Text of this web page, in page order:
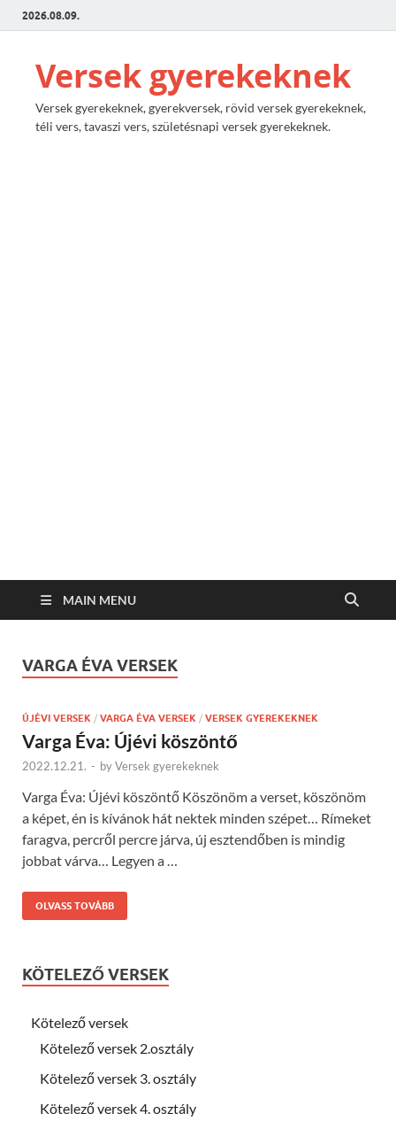
2026.08.09.
Versek gyerekeknek
Versek gyerekeknek, gyerekversek, rövid versek gyerekeknek,
téli vers, tavaszi vers, születésnapi versek gyerekeknek.
MAIN MENU
VARGA ÉVA VERSEK
ÚJÉVI VERSEK / VARGA ÉVA VERSEK / VERSEK GYEREKEKNEK
Varga Éva: Újévi köszöntő
2022.12.21. - byVersek gyerekeknek
Varga Éva: Újévi köszöntő Köszönöm a verset, köszönöm
a képet, én is kívánok hát nektek minden szépet… Rímeket
faragva, percről percre járva, új esztendőben is mindig
jobbat várva… Legyen a …
OLVASS TOVÁBB
KÖTELEZŐ VERSEK
Kötelező versek
Kötelező versek 2.osztály
Kötelező versek 3. osztály
Kötelező versek 4. osztály